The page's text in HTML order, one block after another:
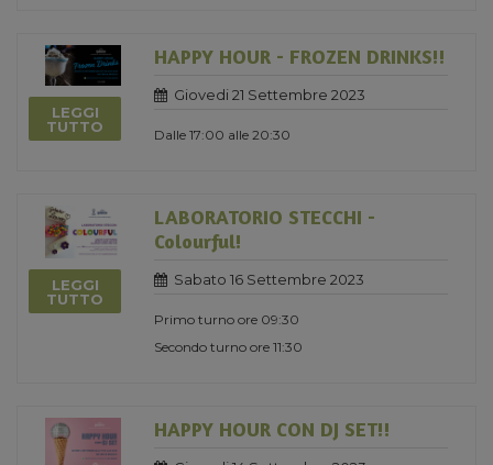
LEGGI
TUTTO
HAPPY HOUR - FROZEN DRINKS!!
Giovedi 21 Settembre 2023
Dalle 17:00 alle 20:30
LEGGI
TUTTO
LABORATORIO STECCHI -
Colourful!
Sabato 16 Settembre 2023
Primo turno ore 09:30
Secondo turno ore 11:30
HAPPY HOUR CON DJ SET!!